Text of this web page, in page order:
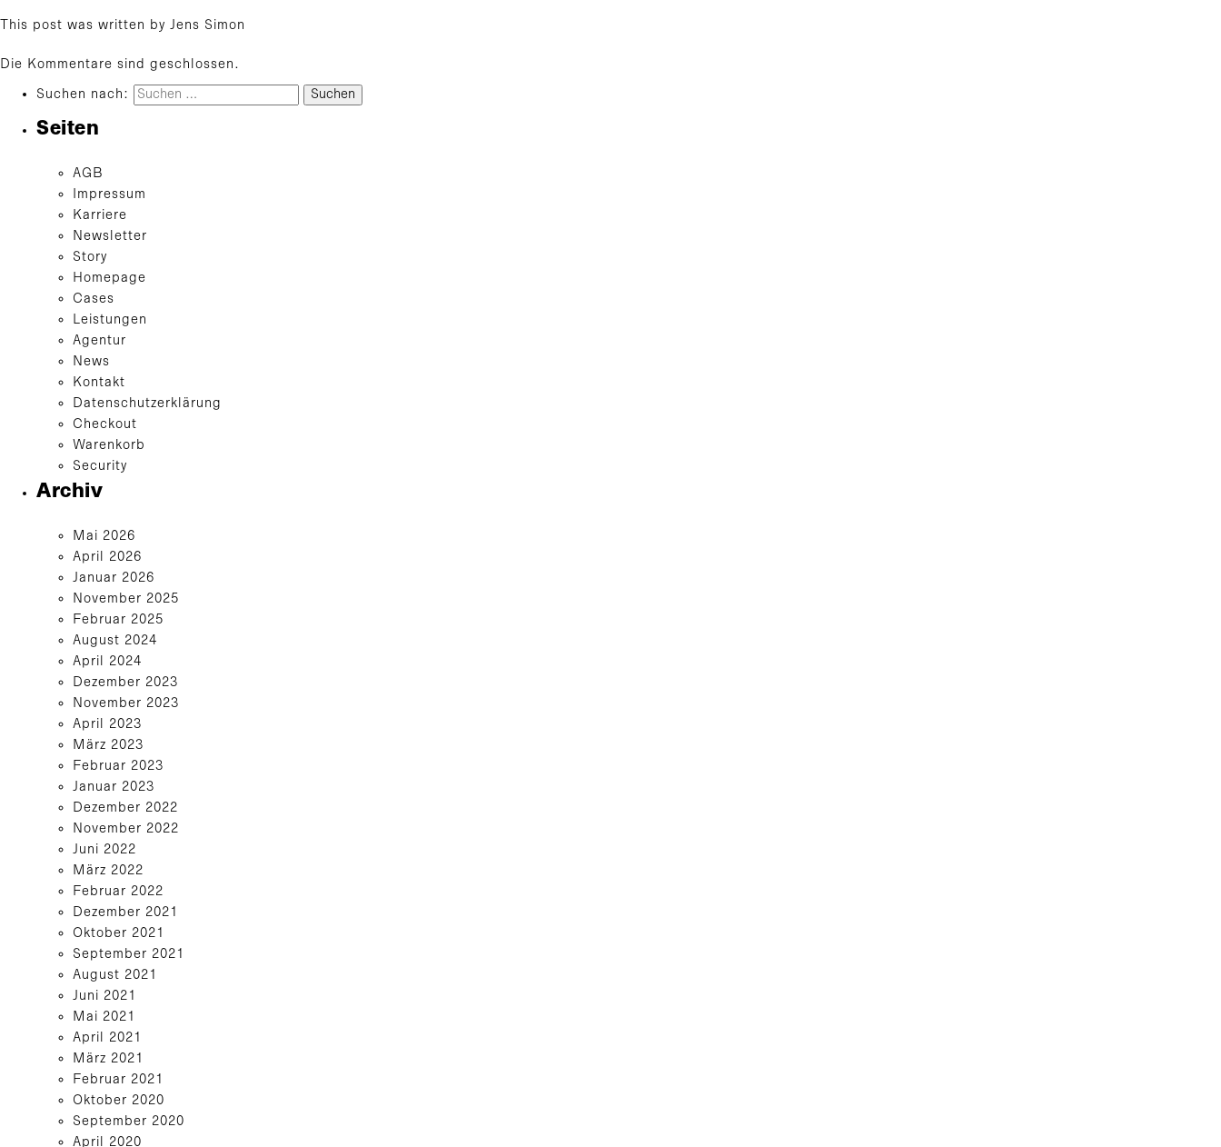
This post was written by Jens Simon
Die Kommentare sind geschlossen.
Suchen nach:
Seiten
AGB
Impressum
Karriere
Newsletter
Story
Homepage
Cases
Leistungen
Agentur
News
Kontakt
Datenschutzerklärung
Checkout
Warenkorb
Security
Archiv
Mai 2026
April 2026
Januar 2026
November 2025
Februar 2025
August 2024
April 2024
Dezember 2023
November 2023
April 2023
März 2023
Februar 2023
Januar 2023
Dezember 2022
November 2022
Juni 2022
März 2022
Februar 2022
Dezember 2021
Oktober 2021
September 2021
August 2021
Juni 2021
Mai 2021
April 2021
März 2021
Februar 2021
Oktober 2020
September 2020
April 2020